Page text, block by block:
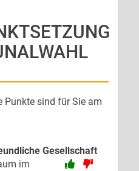
Punkte sind für Sie am
Gesellschaft
im